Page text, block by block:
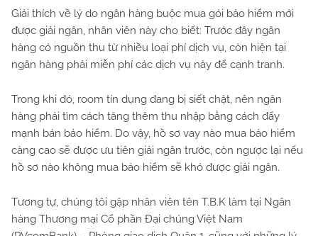
Giải thích về lý do ngân hàng buộc mua gói bảo hiểm mới
được giải ngân, nhân viên này cho biết: Trước đây ngân
hàng có nguồn thu từ nhiều loại phí dịch vụ, còn hiện tại
ngân hàng phải miễn phí các dịch vụ này để cạnh tranh.
Trong khi đó, room tín dụng đang bị siết chặt, nên ngân
hàng phải tìm cách tăng thêm thu nhập bằng cách đẩy
mạnh bán bảo hiểm. Do vậy, hồ sơ vay nào mua bảo hiểm
càng cao sẽ được ưu tiên giải ngân trước, còn ngược lại nếu
hồ sơ nào không mua bảo hiểm sẽ khó được giải ngân.
Tương tự, chúng tôi gặp nhân viên tên T.B.K làm tại Ngân
hàng Thương mại Cổ phần Đại chúng Việt Nam